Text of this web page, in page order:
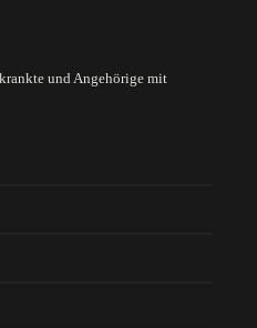
und Angehörige mit